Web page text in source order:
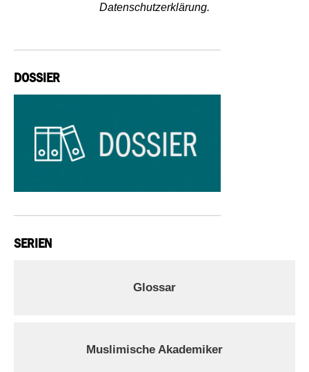
Datenschutzerklärung.
DOSSIER
SERIEN
Glossar
Muslimische Akademiker